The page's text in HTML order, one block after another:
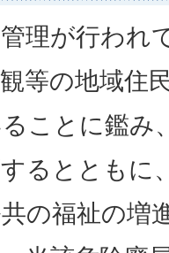
理が行われ
等の地域住
ことに鑑み
るとともに
の福祉の増